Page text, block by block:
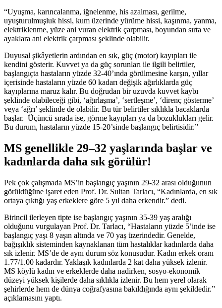
“Uyuşma, karıncalanma, iğnelenme, his azalması, gerilme,
uyuşturulmuşluk hissi, kum üzerinde yürüme hissi, kaşınma, yanma,
elektriklenme, yüze ani vuran elektrik çarpması, boyundan sırta ve
ayaklara ani elektrik çarpması şeklinde olabilir.
Duyusal şikâyetlerin ardından en sık, güç (motor) kayıpları ile
kendini gösterir. Kuvvet ya da güç sorunları ile ilgili belirtiler,
başlangıçta hastaların yüzde 32-40’ında görülmesine karşın, yıllar
içerisinde hastaların yüzde 60 kadarı değişik ağırlıklarda güç
kayıplarına maruz kalır. Bu doğrudan bir uzuvda kuvvet kaybı
şeklinde olabileceği gibi, ‘ağırlaşma’, ‘sertleşme’, ‘direnç gösterme’
veya ‘ağrı’ şeklinde de olabilir. Bu tür belirtiler sıklıkla bacaklarda
başlar. Üçüncü sırada ise, görme kayıpları ya da bozuklukları gelir.
Bu durum, hastaların yüzde 15-20’sinde başlangıç belirtisidir.”
MS genellikle 29–32 yaşlarında başlar ve
kadınlarda daha sık görülür!
Pek çok çalışmada MS’in başlangıç yaşının 29-32 arası olduğunun
görüldüğüne işaret eden Prof. Dr. Sultan Tarlacı, “Kadınlarda, en sık
ortaya çıktığı yaş erkeklere göre 5 yıl daha erkendir.” dedi.
Birincil ilerleyen tipte ise başlangıç yaşının 35-39 yaş aralığı
olduğunu vurgulayan Prof. Dr. Tarlacı, “Hastaların yüzde 5’inde ise
başlangıç yaşı 8 yaşın altında ve 70 yaş üzerindedir. Genelde,
bağışıklık sisteminden kaynaklanan tüm hastalıklar kadınlarda daha
sık izlenir. MS’de de aynı durum söz konusudur. Kadın erkek oranı
1.77/1.00 kadardır. Yaklaşık kadınlarda 2 kat daha yüksek izlenir.
MS köylü kadın ve erkeklerde daha nadirken, sosyo-ekonomik
düzeyi yüksek kişilerde daha sıklıkla izlenir. Bu hem yerel olarak
şehirlerde hem de dünya coğrafyasına bakıldığında aynı şekildedir.”
açıklamasını yaptı.